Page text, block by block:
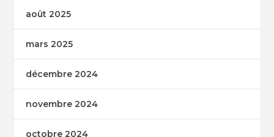
août 2025
mars 2025
décembre 2024
novembre 2024
octobre 2024